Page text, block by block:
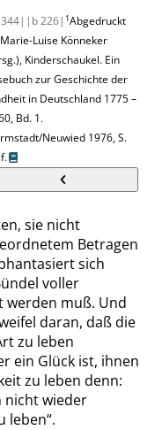
|b 226| 1Abgedruckt
Luise Könneker
, Kinderschaukel. Ein
zur Geschichte der
in Deutschland 1775 –
Bd. 1.
Neuwied 1976,S.
sie nicht
Betragen
sich
voller
werden muß. Und
daran, daß die
zu leben
ein Glück ist, ihnen
zu leben denn:
nicht wieder
leben“.